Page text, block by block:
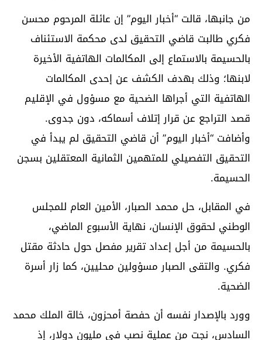
من جانبها، قالت “أخبار اليوم” إن عائلة المرحوم محسن
فكري طالبت قاضي التحقيق لدى محكمة الاستئناف
بالحسيمة بالاستماع إلى المكالمات الهاتفية الأخيرة
لابنها؛ وذلك بهدف الكشف عن إحدى المكالمات
الهاتفية التي أجراها الضحية مع مسؤول في الإقليم
قصد التراجع عن قرار إتلاف أسماكه، دون جدوى.
وأضافت “أخبار اليوم” أن قاضي التحقيق لم يبدأ في
التحقيق التفصيلي للمتهمين الثمانية المعتقلين بسجن
الحسيمة.
في المقابل، حل محمد الصبار، الأمين العام للمجلس
الوطني لحقوق الإنسان، نهاية الأسبوع الماضي،
بالحسيمة من أجل إعداد تقرير مفصل حول حادثة مقتل
فكري. والتقى الصبار مسؤولين محليين، كما زار أسرة
الضحية.
وورد بالإصدار نفسه أن حفصة أمحزون، خالة الملك محمد
السادس، نجت من عملية نصب في مليون دولار، إذ